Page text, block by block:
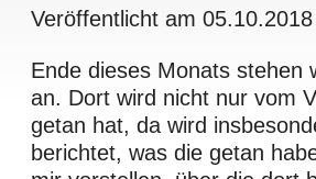
Veröffentlicht am 05.10.2018
Ende dieses Monats stehen
an. Dort wird nicht nur vom
getan hat, da wird
berichtet, was die getan